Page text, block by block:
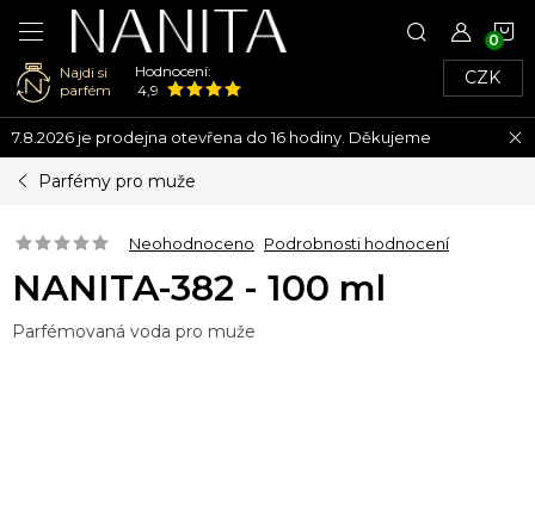
Přejít
na
obsah
Najdi si
parfém
Hodnocení:
4,9
CZK
7.8.2026 je prodejna otevřena do 16 hodiny. Děkujeme
Parfémy pro muže
Neohodnoceno Podrobnosti hodnocení
NANITA-382 - 100 ml
Parfémovaná voda pro muže